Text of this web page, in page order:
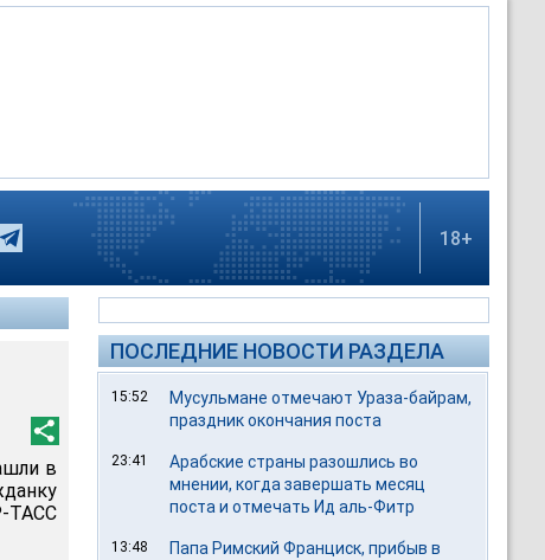
18+
в
ТАСС
ПОСЛЕДНИЕ НОВОСТИ РАЗДЕЛА
15:52
Мусульмане отмечают Ураза-байрам,
праздник окончания поста
23:41
Арабские страны разошлись во
мнении, когда завершать месяц
поста и отмечать Ид аль-Фитр
13:48
Папа Римский Франциск, прибыв в